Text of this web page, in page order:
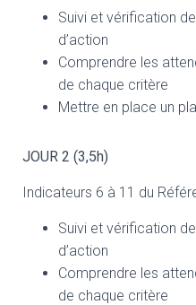
Suivi et vérification
d’action
Comprendre les
de chaque critère
Mettre en place un
JOUR 2 (3,5h)
Indicateurs 6 à 11 du
Suivi et vérification
d’action
Comprendre les
de chaque critère